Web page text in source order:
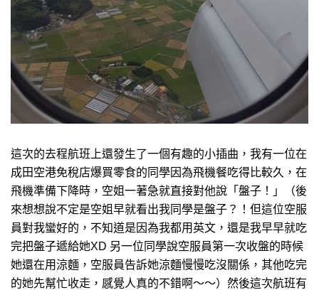
這次的去程航班上還發生了一個有趣的小插曲，我有一位在
成田空港免稅店爆買零食的同學因為飛機餐吃得比較久，在
飛機準備下降時，空姐一著急就直接對他說「盤子！」（後
來想想說不定是空姐早就看出我同學是盤子？！但這位空服
員對我蠻好的，不知道是因為我都用英文，還是我早早就吃
完把盤子遞給她XD 另一位同學說空服員第一次收盤的時候
她還在用涼麵，空服員告訴她涼麵慢慢吃沒關係，其他吃完
的她先幫忙收走，感覺人真的不錯啊～～）然後這次航班有